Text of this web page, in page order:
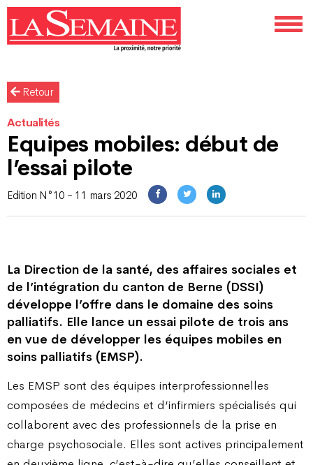
Retour
Actualités
Equipes mobiles: début de
l’essai pilote
Edition N°10 - 11 mars 2020
La Direction de la santé, des affaires sociales et
de l’intégration du canton de Berne (DSSI)
développe l’offre dans le domaine des soins
palliatifs. Elle lance un essai pilote de trois ans
en vue de développer les équipes mobiles en
soins palliatifs (EMSP).
Les EMSP sont des équipes interprofessionnelles
composées de médecins et d’infirmiers spécialisés qui
collaborent avec des professionnels de la prise en
charge psychosociale. Elles sont actives principalement